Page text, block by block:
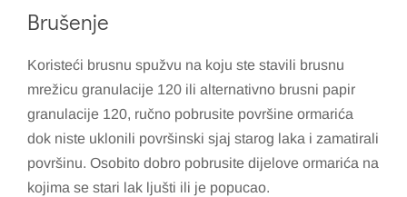
Brušenje
Koristeći brusnu spužvu na koju ste stavili brusnu
mrežicu granulacije 120 ili alternativno brusni papir
granulacije 120, ručno pobrusite površine ormarića
dok niste uklonili površinski sjaj starog laka i zamatirali
površinu. Osobito dobro pobrusite dijelove ormarića na
kojima se stari lak ljušti ili je popucao.